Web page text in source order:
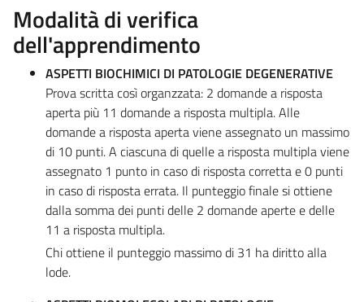
Modalità di verifica
dell'apprendimento
ASPETTI BIOCHIMICI DI PATOLOGIE DEGENERATIVE
Prova scritta così organzzata: 2 domande a risposta
aperta più 11 domande a risposta multipla. Alle
domande a risposta aperta viene assegnato un massimo
di 10 punti. A ciascuna di quelle a risposta multipla viene
assegnato 1 punto in caso di risposta corretta e 0 punti
in caso di risposta errata. Il punteggio finale si ottiene
dalla somma dei punti delle 2 domande aperte e delle
11 a risposta multipla.
Chi ottiene il punteggio massimo di 31 ha diritto alla
lode.